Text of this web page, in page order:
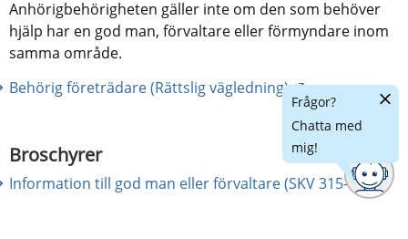
Anhörigbehörigheten gäller inte om den som behöver
hjälp har en god man, förvaltare eller förmyndare inom
samma område.
Behörig företrädare (Rättslig vägledning)
Länk till
Broschyrer
Information till god man eller förvaltare (SKV 315-10)
Frågor?
Chatta med
mig!
Dölj